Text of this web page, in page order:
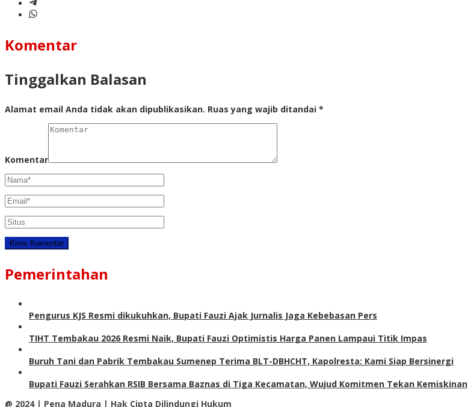
Komentar
Tinggalkan Balasan
Alamat email Anda tidak akan dipublikasikan. Ruas yang wajib ditandai *
Komentar
Pemerintahan
Pengurus KJS Resmi dikukuhkan, Bupati Fauzi Ajak Jurnalis Jaga Kebebasan Pers
TIHT Tembakau 2026 Resmi Naik, Bupati Fauzi Optimistis Harga Panen Lampaui Titik Impas
Buruh Tani dan Pabrik Tembakau Sumenep Terima BLT-DBHCHT, Kapolresta: Kami Siap Bersinergi
Bupati Fauzi Serahkan RSIB Bersama Baznas di Tiga Kecamatan, Wujud Komitmen Tekan Kemiskinan
@ 2024 | Pena Madura | Hak Cipta Dilindungi Hukum